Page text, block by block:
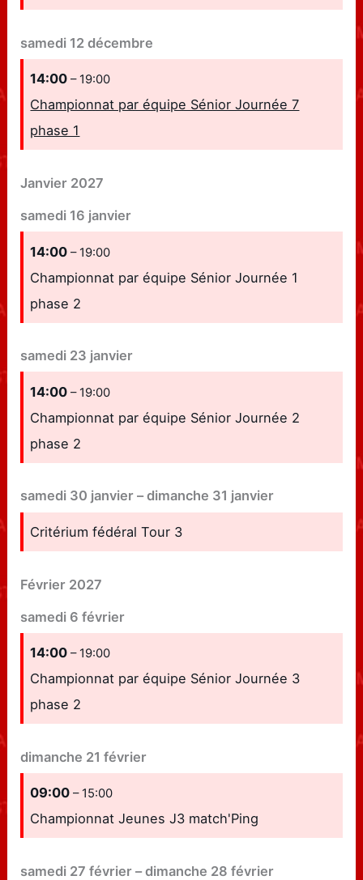
samedi 12 décembre
14:00– 19:00
Championnat par équipe Sénior Journée 7
phase 1
Janvier 2027
samedi 16 janvier
14:00– 19:00
Championnat par équipe Sénior Journée 1
phase 2
samedi 23 janvier
14:00– 19:00
Championnat par équipe Sénior Journée 2
phase 2
samedi 30 janvier –dimanche 31 janvier
Critérium fédéral Tour 3
Février 2027
samedi 6 février
14:00– 19:00
Championnat par équipe Sénior Journée 3
phase 2
dimanche 21 février
09:00– 15:00
Championnat Jeunes J3 match'Ping
samedi 27 février –dimanche 28 février